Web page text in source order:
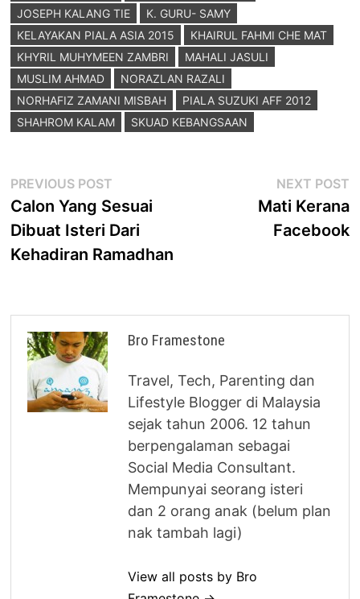
JOSEPH KALANG TIE
K. GURU- SAMY
KELAYAKAN PIALA ASIA 2015
KHAIRUL FAHMI CHE MAT
KHYRIL MUHYMEEN ZAMBRI
MAHALI JASULI
MUSLIM AHMAD
NORAZLAN RAZALI
NORHAFIZ ZAMANI MISBAH
PIALA SUZUKI AFF 2012
SHAHROM KALAM
SKUAD KEBANGSAAN
Post
navigation
PREVIOUS POST
post:
Calon Yang Sesuai
Dibuat Isteri Dari
Kehadiran Ramadhan
NEXT POST
Mati Kerana
Facebook
Bro Framestone
Travel, Tech, Parenting dan
Lifestyle Blogger di Malaysia
sejak tahun 2006. 12 tahun
berpengalaman sebagai
Social Media Consultant.
Mempunyai seorang isteri
dan 2 orang anak (belum plan
nak tambah lagi)
View all posts by Bro